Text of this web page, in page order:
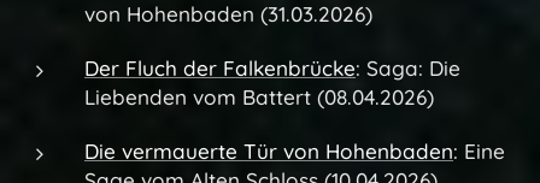
von Hohenbaden (31.03.2026)
Der Fluch der Falkenbrücke: Saga: Die
Liebenden vom Battert (08.04.2026)
Die vermauerte Tür von Hohenbaden: Eine